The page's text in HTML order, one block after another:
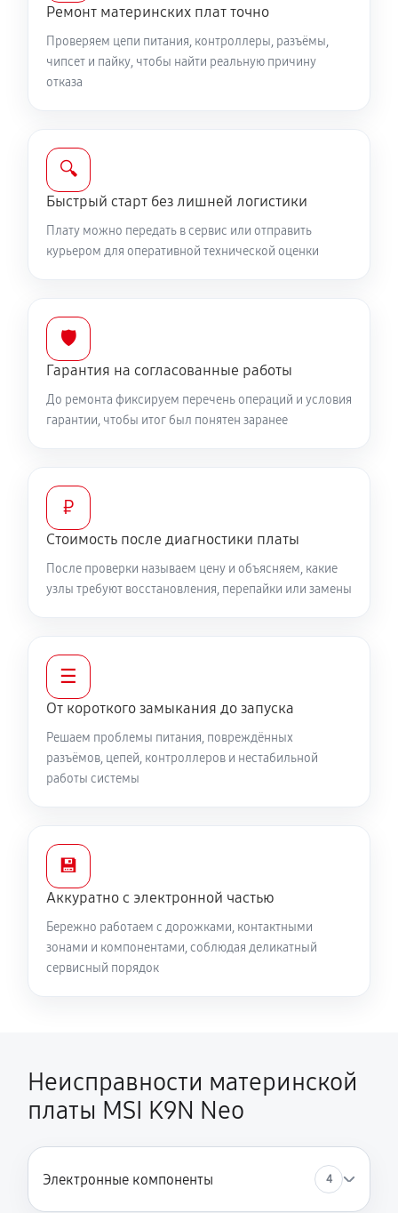
Ремонт материнских плат точно
Проверяем цепи питания, контроллеры, разъёмы,
чипсет и пайку, чтобы найти реальную причину
отказа
🔍
Быстрый старт без лишней логистики
Плату можно передать в сервис или отправить
курьером для оперативной технической оценки
🛡️
Гарантия на согласованные работы
До ремонта фиксируем перечень операций и условия
гарантии, чтобы итог был понятен заранее
₽
Стоимость после диагностики платы
После проверки называем цену и объясняем, какие
узлы требуют восстановления, перепайки или замены
☰
От короткого замыкания до запуска
Решаем проблемы питания, повреждённых
разъёмов, цепей, контроллеров и нестабильной
работы системы
💾
Аккуратно с электронной частью
Бережно работаем с дорожками, контактными
зонами и компонентами, соблюдая деликатный
сервисный порядок
Неисправности материнской
платы MSI K9N Neo
Электронные компоненты 4